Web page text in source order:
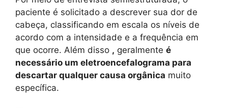
paciente é solicitado a descrever sua dor de
cabeça, classificando em escala os níveis de
acordo com a intensidade e a frequência em
que ocorre. Além disso , geralmente é
necessário um eletroencefalograma para
descartar qualquer causa orgânica muito
específica.